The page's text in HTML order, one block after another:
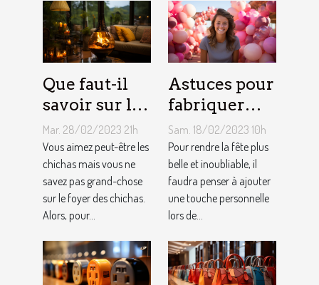
Que faut-il
savoir sur le
foyer chicha
?
Mar. 28/02/2023 21h
Vous aimez peut-être les
chichas mais vous ne
savez pas grand-chose
sur le foyer des chichas.
Alors, pour...
Astuces pour
fabriquer
une arche de
ballons
Sam. 18/02/2023 10h
Pour rendre la fête plus
belle et inoubliable, il
faudra penser à ajouter
une touche personnelle
lors de...